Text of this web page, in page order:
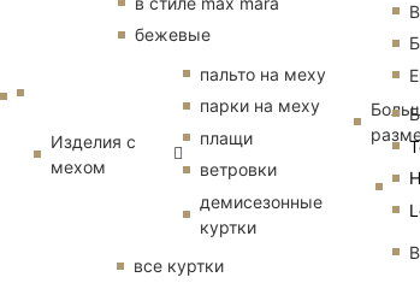
бежевые
Изделия с
мехом
пальто на меху
парки на меху
плащи
ветровки
демисезонные
куртки
все куртки